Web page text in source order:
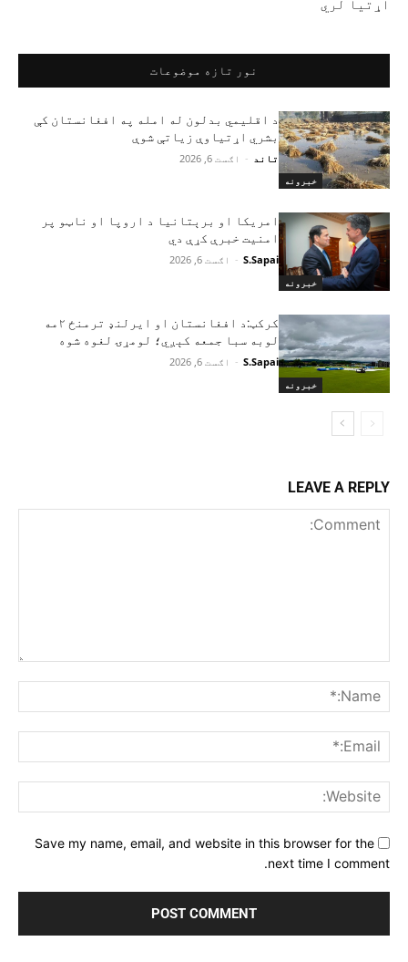
اړتیا لري
نور تازه موضوعات
خبرونه
د اقلیمي بدلون له امله په افغانستان کې
بشري اړتیاوې زیاتې شوې
تاند - اګست 6, 2026
خبرونه
امریکا او برېتانیا د اروپا او ناټو پر
امنیت خبرې کړې دي
S.Sapai
- اګست 6, 2026
خبرونه
کرکټ:د افغانستان او ایرلنډ ترمنځ ۲مه
لوبه سبا جمعه کېږي؛ لومړۍ لغوه شوه
S.Sapai
- اګست 6, 2026
LEAVE A REPLY
Save my name, email, and website in this browser for the
next time I comment.